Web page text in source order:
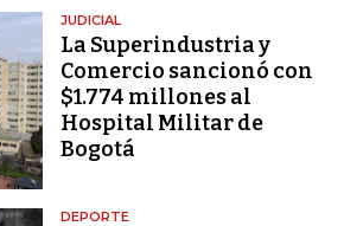
JUDICIAL
La Superindustria y
Comercio sancionó con
$1.774 millones al
Hospital Militar de
Bogotá
DEPORTE